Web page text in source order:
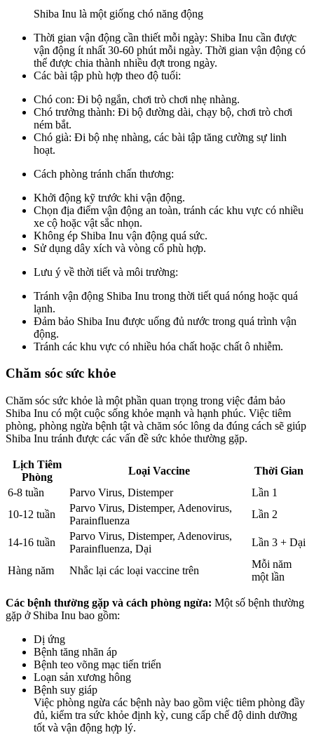
Shiba Inu là một giống chó năng động
Thời gian vận động cần thiết mỗi ngày: Shiba Inu cần được
vận động ít nhất 30-60 phút mỗi ngày. Thời gian vận động có
thể được chia thành nhiều đợt trong ngày.
Các bài tập phù hợp theo độ tuổi:
Chó con: Đi bộ ngắn, chơi trò chơi nhẹ nhàng.
Chó trưởng thành: Đi bộ đường dài, chạy bộ, chơi trò chơi
ném bắt.
Chó già: Đi bộ nhẹ nhàng, các bài tập tăng cường sự linh
hoạt.
Cách phòng tránh chấn thương:
Khởi động kỹ trước khi vận động.
Chọn địa điểm vận động an toàn, tránh các khu vực có nhiều
xe cộ hoặc vật sắc nhọn.
Không ép Shiba Inu vận động quá sức.
Sử dụng dây xích và vòng cổ phù hợp.
Lưu ý về thời tiết và môi trường:
Tránh vận động Shiba Inu trong thời tiết quá nóng hoặc quá
lạnh.
Đảm bảo Shiba Inu được uống đủ nước trong quá trình vận
động.
Tránh các khu vực có nhiều hóa chất hoặc chất ô nhiễm.
Chăm sóc sức khỏe
Chăm sóc sức khỏe là một phần quan trọng trong việc đảm bảo
Shiba Inu có một cuộc sống khỏe mạnh và hạnh phúc. Việc tiêm
phòng, phòng ngừa bệnh tật và chăm sóc lông da đúng cách sẽ giúp
Shiba Inu tránh được các vấn đề sức khỏe thường gặp.
Lịch Tiêm
Phòng
Loại Vaccine
Thời Gian
6-8 tuần
Parvo Virus, Distemper
Lần 1
10-12 tuần
Parvo Virus, Distemper, Adenovirus,
Parainfluenza
Lần 2
14-16 tuần
Parvo Virus, Distemper, Adenovirus,
Parainfluenza, Dại
Lần 3 + Dại
Hàng năm Nhắc lại các loại vaccine trên
Mỗi năm
một lần
Các bệnh thường gặp và cách phòng ngừa: Một số bệnh thường
gặp ở Shiba Inu bao gồm:
Dị ứng
Bệnh tăng nhãn áp
Bệnh teo võng mạc tiến triển
Loạn sản xương hông
Bệnh suy giáp
Việc phòng ngừa các bệnh này bao gồm việc tiêm phòng đầy
đủ, kiểm tra sức khỏe định kỳ, cung cấp chế độ dinh dưỡng
tốt và vận động hợp lý.